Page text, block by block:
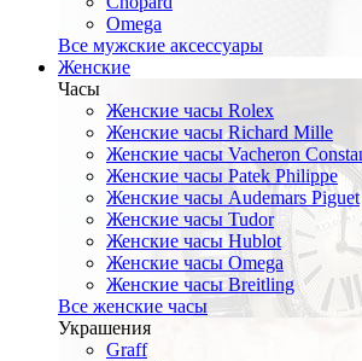
Omega
Все мужские аксессуары
Женские
Часы
Женские часы Rolex
Женские часы Richard Mille
Женские часы Vacheron
Женские часы Patek Philippe
Женские часы Audemars Piguet
Женские часы Tudor
Женские часы Hublot
Женские часы Omega
Женские часы Breitling
Все женские часы
Украшения
Graff